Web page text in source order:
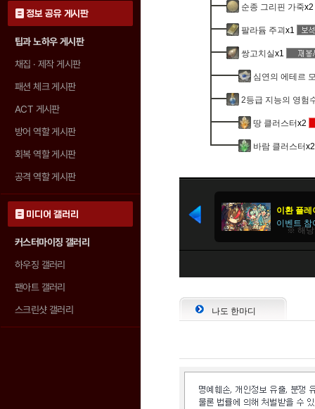
정보 공유 게시판
팁과 노하우 게시판
채집 · 제작 게시판
패션 체크 게시판
ACT 게시판
방어 역할 게시판
회복 역할 게시판
공격 역할 게시판
미디어 갤러리
커스터마이징 갤러리
하우징 갤러리
팬아트 갤러리
스크린샷 갤러리
순종 그리핀 가죽x2
팔라듐 주괴 x1
쌍고치실x1
심연의 에테르
2등급 지능의 영험
땅 클러스터x2
바람 클러스터x2
나도 한마디